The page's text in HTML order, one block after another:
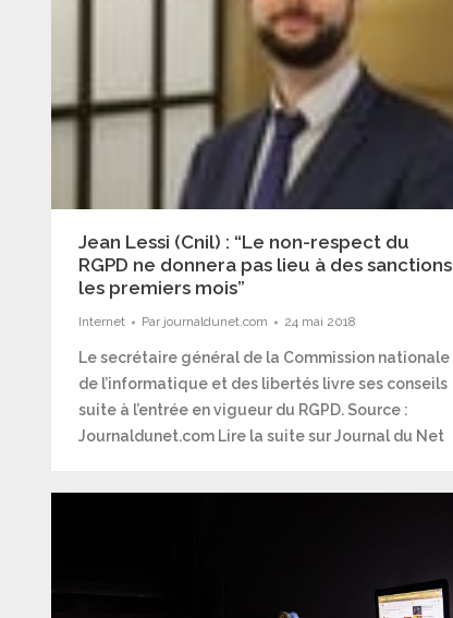
Jean Lessi (Cnil) : “Le non-respect du
RGPD ne donnera pas lieu à des sanctions
les premiers mois”
Internet Par journaldunet.com 24 mai 2018
Le secrétaire général de la Commission nationale
de l’informatique et des libertés livre ses conseils
suite à l’entrée en vigueur du RGPD. Source :
Journaldunet.com Lire la suite sur Journal du Net